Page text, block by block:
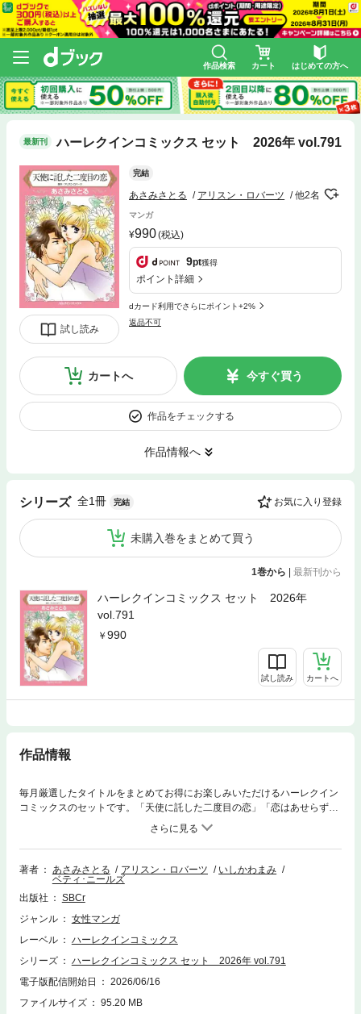
作品検索 カート はじめての方へ
最新刊 ハーレクインコミックス セット 2026年 vol.791
試し読み
完結
あさみさとる アリスン・ロバーツ 他2名
マンガ
990(税込)
9pt獲得
ポイント詳細
dカード利用でさらにポイント+2%
返品不可
カートへ 今すぐ買う
作品をチェックする
作品情報へ
シリーズ 全1冊 完結 お気に入り登録
未購入巻をまとめて買う
1巻から | 最新刊から
ハーレクインコミックス セット 2026年
vol.791
990
試し読み カートへ
作品情報
毎月厳選したタイトルをまとめてお得にお楽しみいただけるハーレクイン
コミックスのセットです。「天使に託した二度目の恋」「恋はあせらず」
著者 あさみさとる アリスン・ロバーツ
いしかわまみ
ベティ･ニールズ
出版社
SBCr
ジャンル
女性マンガ
レーベル
ハーレクインコミックス
シリーズ
ハーレクインコミックス セット 2026年 vol.791
電子版配信開始日
2026/06/16
ファイルサイズ
95.20 MB